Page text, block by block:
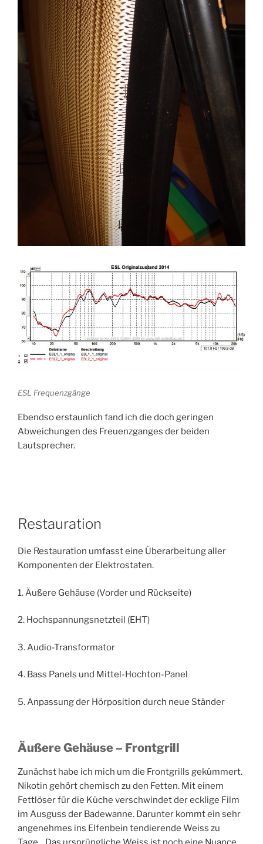
ESL Frequenzgänge
Ebendso erstaunlich fand ich die doch geringen
Abweichungen des Freuenzganges der beiden
Lautsprecher.
Restauration
Die Restauration umfasst eine Überarbeitung aller
Komponenten der Elektrostaten.
1. Äußere Gehäuse (Vorder und Rückseite)
2. Hochspannungsnetzteil (EHT)
3. Audio-Transformator
4. Bass Panels und Mittel-Hochton-Panel
5. Anpassung der Hörposition durch neue Ständer
Äußere Gehäuse – Frontgrill
Zunächst habe ich mich um die Frontgrills gekümmert.
Nikotin gehört chemisch zu den Fetten. Mit einem
Fettlöser für die Küche verschwindet der ecklige Film
im Ausguss der Badewanne. Darunter kommt ein sehr
angenehmes ins Elfenbein tendierende Weiss zu